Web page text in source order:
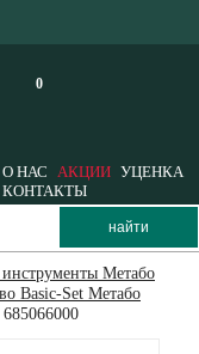
0
О НАС АКЦИИ УЦЕНКА
КОНТАКТЫ
Метабо
Basic-Set Метабо